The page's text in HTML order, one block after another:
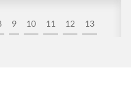
9 10 11 12 13